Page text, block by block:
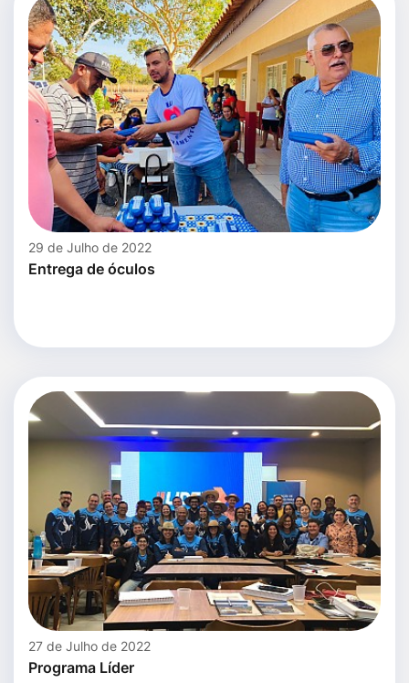
29 de Julho de 2022
Entrega de óculos
27 de Julho de 2022
Programa Líder